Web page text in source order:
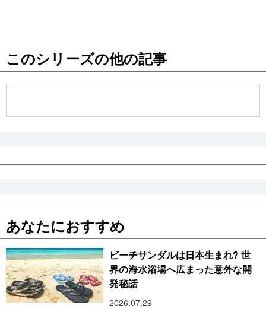
公式SNS
このシリーズの他の記事
あなたにおすすめ
ビーチサンダルは日本生まれ? 世
界の海水浴場へ広まった意外な開
発秘話
2026.07.29